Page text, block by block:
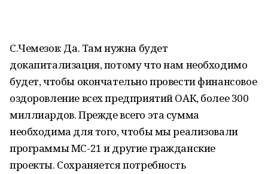
С.Чемезов: Да. Там нужна будет
докапитализация, потому что нам необходимо
будет, чтобы окончательно провести финансовое
оздоровление всех предприятий ОАК, более 300
миллиардов. Прежде всего эта сумма
необходима для того, чтобы мы реализовали
программы МС-21 и другие гражданские
проекты. Сохраняется потребность